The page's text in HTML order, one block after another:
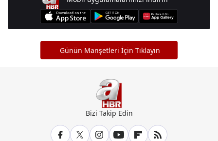
Günün Manşetleri İçin Tıklayın
Bizi Takip Edin